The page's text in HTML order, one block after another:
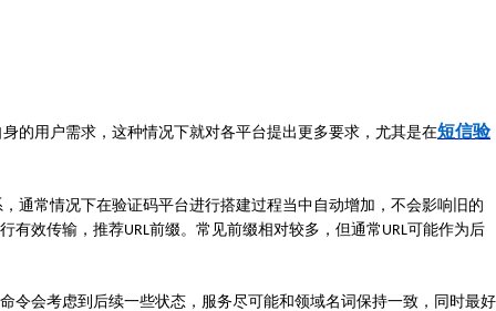
的用户需求，这种情况下就对各平台提出更多要求，尤其是在短信验
通常情况下在验证码平台进行搭建过程当中自动增加，不会影响旧的
有效传输，推荐URL前缀。常见前缀相对较多，但通常 URL可能作为后
令会考虑到后续一些状态，服务尽可能和领域名词保持一致，同时最好